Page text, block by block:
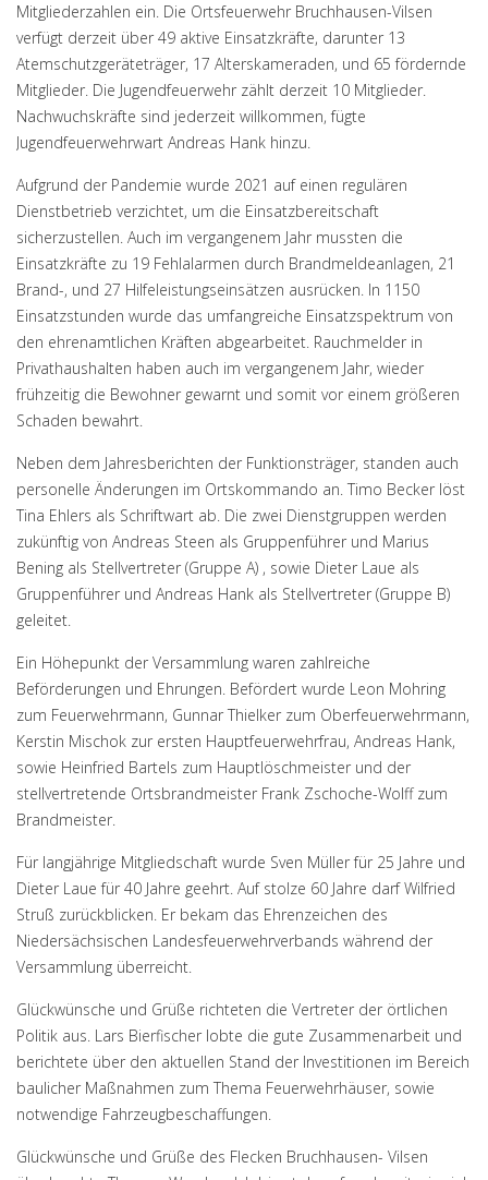
Mitgliederzahlen ein. Die Ortsfeuerwehr Bruchhausen-Vilsen
verfügt derzeit über 49 aktive Einsatzkräfte, darunter 13
Atemschutzgeräteträger, 17 Alterskameraden, und 65 fördernde
Mitglieder. Die Jugendfeuerwehr zählt derzeit 10 Mitglieder.
Nachwuchskräfte sind jederzeit willkommen, fügte
Jugendfeuerwehrwart Andreas Hank hinzu.
Aufgrund der Pandemie wurde 2021 auf einen regulären
Dienstbetrieb verzichtet, um die Einsatzbereitschaft
sicherzustellen. Auch im vergangenem Jahr mussten die
Einsatzkräfte zu 19 Fehlalarmen durch Brandmeldeanlagen, 21
Brand-, und 27 Hilfeleistungseinsätzen ausrücken. In 1150
Einsatzstunden wurde das umfangreiche Einsatzspektrum von
den ehrenamtlichen Kräften abgearbeitet. Rauchmelder in
Privathaushalten haben auch im vergangenem Jahr, wieder
frühzeitig die Bewohner gewarnt und somit vor einem größeren
Schaden bewahrt.
Neben dem Jahresberichten der Funktionsträger, standen auch
personelle Änderungen im Ortskommando an. Timo Becker löst
Tina Ehlers als Schriftwart ab. Die zwei Dienstgruppen werden
zukünftig von Andreas Steen als Gruppenführer und Marius
Bening als Stellvertreter (Gruppe A) , sowie Dieter Laue als
Gruppenführer und Andreas Hank als Stellvertreter (Gruppe B)
geleitet.
Ein Höhepunkt der Versammlung waren zahlreiche
Beförderungen und Ehrungen. Befördert wurde Leon Mohring
zum Feuerwehrmann, Gunnar Thielker zum Oberfeuerwehrmann,
Kerstin Mischok zur ersten Hauptfeuerwehrfrau, Andreas Hank,
sowie Heinfried Bartels zum Hauptlöschmeister und der
stellvertretende Ortsbrandmeister Frank Zschoche-Wolff zum
Brandmeister.
Für langjährige Mitgliedschaft wurde Sven Müller für 25 Jahre und
Dieter Laue für 40 Jahre geehrt. Auf stolze 60 Jahre darf Wilfried
Struß zurückblicken. Er bekam das Ehrenzeichen des
Niedersächsischen Landesfeuerwehrverbands während der
Versammlung überreicht.
Glückwünsche und Grüße richteten die Vertreter der örtlichen
Politik aus. Lars Bierfischer lobte die gute Zusammenarbeit und
berichtete über den aktuellen Stand der Investitionen im Bereich
baulicher Maßnahmen zum Thema Feuerwehrhäuser, sowie
notwendige Fahrzeugbeschaffungen.
Glückwünsche und Grüße des Flecken Bruchhausen- Vilsen